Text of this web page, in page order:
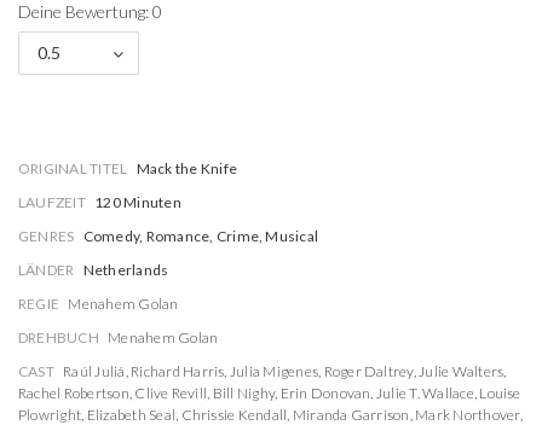
Deine Bewertung: 0
0.5
ORIGINAL TITEL Mack the Knife
LAUFZEIT 120 Minuten
GENRES Comedy, Romance, Crime, Musical
LÄNDER Netherlands
REGIE Menahem Golan
DREHBUCH Menahem Golan
CAST Raúl Juliá, Richard Harris, Julia Migenes, Roger Daltrey,Julie Walters,
Rachel Robertson, Clive Revill, Bill Nighy, Erin Donovan, Julie T. Wallace, Louise
Plowright, Elizabeth Seal, Chrissie Kendall, Miranda Garrison, Mark Northover,